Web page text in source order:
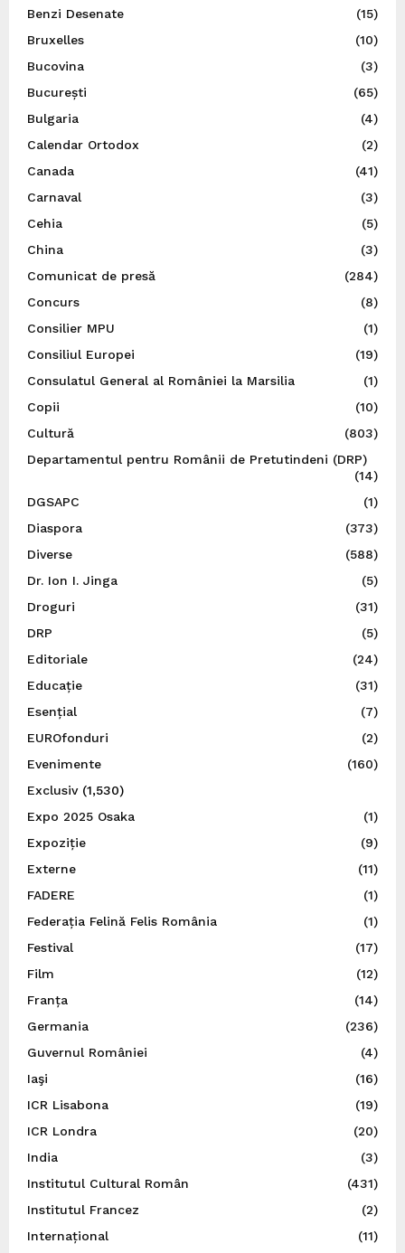
Benzi Desenate
(15)
Bruxelles
(10)
Bucovina
(3)
București
(65)
Bulgaria
(4)
Calendar Ortodox
(2)
Canada
(41)
Carnaval
(3)
Cehia
(5)
China
(3)
Comunicat de presă
(284)
Concurs
(8)
Consilier MPU
(1)
Consiliul Europei
(19)
Consulatul General al României la Marsilia
(1)
Copii
(10)
Cultură
(803)
Departamentul pentru Românii de Pretutindeni (DRP)
(14)
DGSAPC
(1)
Diaspora
(373)
Diverse
(588)
Dr. Ion I. Jinga
(5)
Droguri
(31)
DRP
(5)
Editoriale
(24)
Educație
(31)
Esențial
(7)
EUROfonduri
(2)
Evenimente
(160)
Exclusiv(1,530)
Expo 2025 Osaka
(1)
Expoziție
(9)
Externe
(11)
FADERE
(1)
Federația Felină Felis România
(1)
Festival
(17)
Film
(12)
Franța
(14)
Germania
(236)
Guvernul României
(4)
Iaşi
(16)
ICR Lisabona
(19)
ICR Londra
(20)
India
(3)
Institutul Cultural Român
(431)
Institutul Francez
(2)
Internațional
(11)